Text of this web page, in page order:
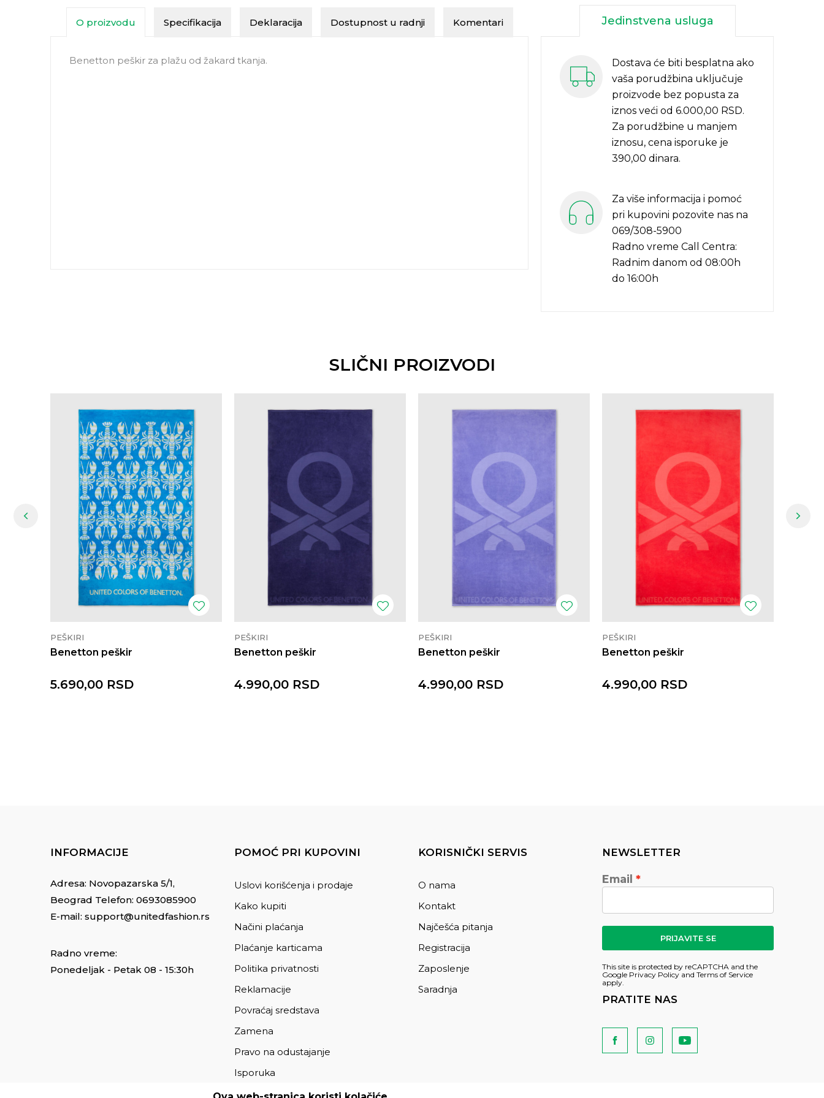
O proizvodu Specifikacija Deklaracija Dostupnost u radnji Komentari
Benetton peškir za plažu od žakard tkanja.
Jedinstvena usluga
Dostava će biti besplatna ako
vaša porudžbina uključuje
proizvode bez popusta za
iznos veći od 6.000,00 RSD.
Za porudžbine u manjem
iznosu, cena isporuke je
390,00 dinara.
Za više informacija i pomoć
pri kupovini pozovite nas na
069/308-5900
Radno vreme Call Centra:
Radnim danom od 08:00h
do 16:00h
SLIČNI PROIZVODI
PEŠKIRI
Benetton peškir
5.690,00 RSD
PEŠKIRI
Benetton peškir
4.990,00 RSD
PEŠKIRI
Benetton peškir
4.990,00 RSD
PEŠKIRI
Benetton peškir
4.990,00 RSD
INFORMACIJE
Adresa: Novopazarska 5/1,
Beograd Telefon: 0693085900
E-mail: support@unitedfashion.rs
Radno vreme:
Ponedeljak - Petak 08 - 15:30h
POMOĆ PRI KUPOVINI
Uslovi korišćenja i prodaje
Kako kupiti
Načini plaćanja
Plaćanje karticama
Politika privatnosti
Reklamacije
Povraćaj sredstava
Zamena
Pravo na odustajanje
Isporuka
KORISNIČKI SERVIS
O nama
Kontakt
Najčešća pitanja
Registracija
Zaposlenje
Saradnja
NEWSLETTER
Email
PRIJAVITE SE
This site is protected by reCAPTCHA and the
Google Privacy Policy and Terms of Service
apply.
PRATITE NAS